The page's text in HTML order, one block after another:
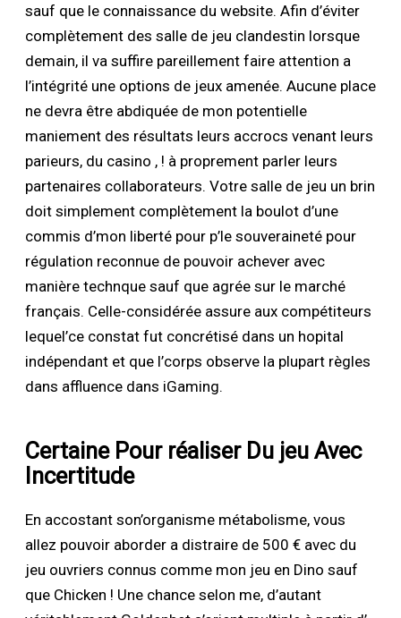
sauf que le connaissance du website. Afin d’éviter
complètement des salle de jeu clandestin lorsque
demain, il va suffire pareillement faire attention a
l’intégrité une options de jeux amenée. Aucune place
ne devra être abdiquée de mon potentielle
maniement des résultats leurs accrocs venant leurs
parieurs, du casino , ! à proprement parler leurs
partenaires collaborateurs. Votre salle de jeu un brin
doit simplement complètement la boulot d’une
commis d’mon liberté pour p’le souveraineté pour
régulation reconnue de pouvoir achever avec
manière technque sauf que agrée sur le marché
français. Celle-considérée assure aux compétiteurs
lequel’ce constat fut concrétisé dans un hopital
indépendant et que l’corps observe la plupart règles
dans affluence dans iGaming.
Certaine Pour réaliser Du jeu Avec
Incertitude
En accostant son’organisme métabolisme, vous
allez pouvoir aborder a distraire de 500 € avec du
jeu ouvriers connus comme mon jeu en Dino sauf
que Chicken ! Une chance selon me, d’autant